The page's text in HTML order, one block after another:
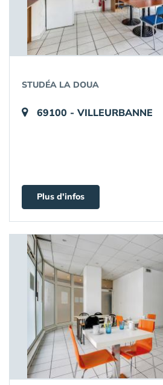
STUDÉA LA DOUA
69100 - VILLEURBANNE
Plus d'infos